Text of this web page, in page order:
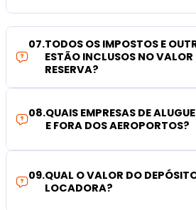
07.TODOS OS IMPOSTOS E
ESTÃO INCLUSOS NO
RESERVA?
08.QUAIS EMPRESAS DE
E FORA DOS AEROPORTOS?
09.QUAL O VALOR DO
LOCADORA?